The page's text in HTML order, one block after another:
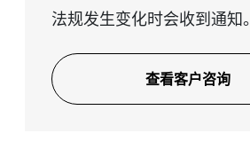
法规发生变化时会收到通知。
查看客户咨询